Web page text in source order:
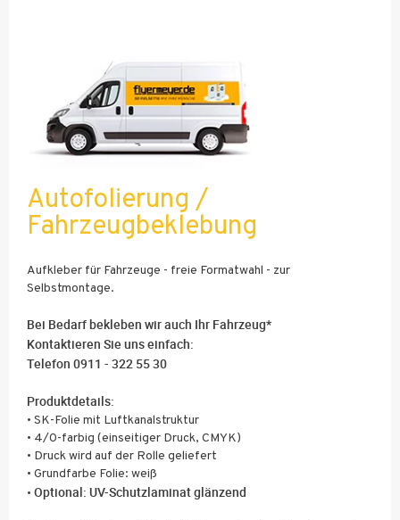
Autofolierung /
Fahrzeugbeklebung
Aufkleber für Fahrzeuge - freie Formatwahl - zur
Selbstmontage.
Bei Bedarf bekleben wir auch Ihr Fahrzeug*
Kontaktieren Sie uns einfach:
Telefon 0911 - 322 55 30
Produktdetails:
• SK-Folie mit Luftkanalstruktur
• 4/0-farbig (einseitiger Druck, CMYK)
• Druck wird auf der Rolle geliefert
• Grundfarbe Folie: weiß
• Optional: UV-Schutzlaminat glänzend